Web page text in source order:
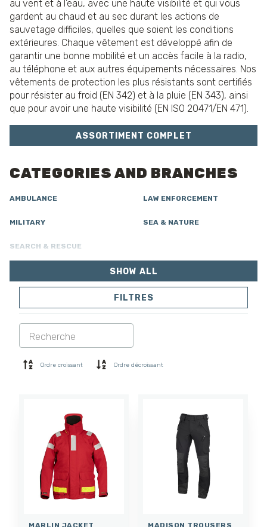
au vent et à l’eau, avec une haute visibilité et qui vous
gardent au chaud et au sec durant les actions de
sauvetage difficiles, quelles que soient les conditions
extérieures. Chaque vêtement est développé afin de
garantir une bonne mobilité et un accès facile à la radio,
au téléphone et aux autres équipements nécessaires. Nos
vêtements de protection les plus résistants sont certifiés
pour résister au froid (EN 342) et à la pluie (EN 343), ainsi
que pour avoir une haute visibilité (EN ISO 20471/EN 471).
ASSORTIMENT COMPLET
CATEGORIES AND BRANCHES
AMBULANCE LAW ENFORCEMENT
MILITARY SEA & NATURE
SEARCH & RESCUE
PANTALONS
COMBINAISON
SOFTSHELL
CHEMISES
CHAUSSETTES ACCESSOIRES
SHOW ALL
FILTRES
Ordre croissant Ordre décroissant
MARLIN JACKET
MADISON TROUSERS